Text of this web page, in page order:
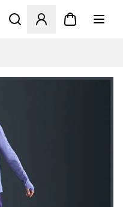
Åbner en Modal til at